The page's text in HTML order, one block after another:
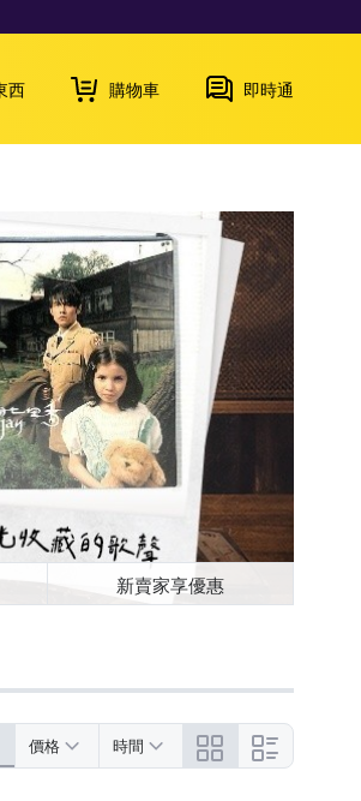
西 購物車 即時通
新賣家享優惠
價格 時間